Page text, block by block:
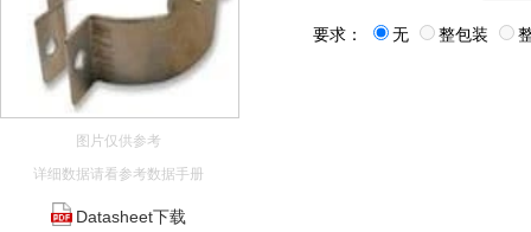
图片仅供参考
详细数据请看参考数据手册
Datasheet下载
要求： 无 整包装